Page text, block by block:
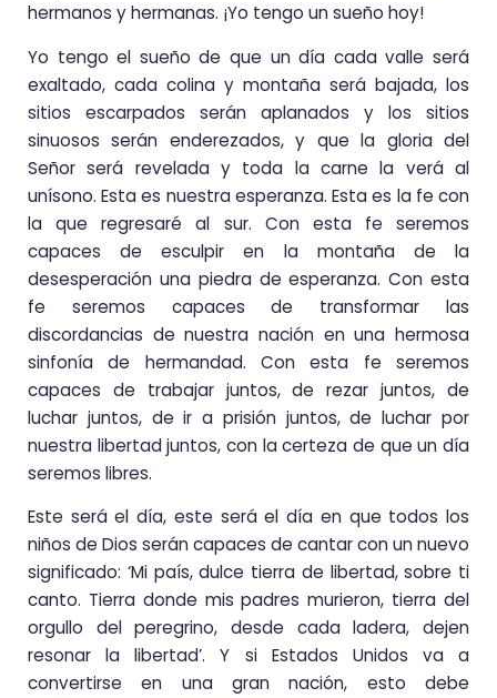
hermanos y hermanas. ¡Yo tengo un sueño hoy!
Yo tengo el sueño de que un día cada valle será
exaltado, cada colina y montaña será bajada, los
sitios escarpados serán aplanados y los sitios
sinuosos serán enderezados, y que la gloria del
Señor será revelada y toda la carne la verá al
unísono. Esta es nuestra esperanza. Esta es la fe con
la que regresaré al sur. Con esta fe seremos
capaces de esculpir en la montaña de la
desesperación una piedra de esperanza. Con esta
fe seremos capaces de transformar las
discordancias de nuestra nación en una hermosa
sinfonía de hermandad. Con esta fe seremos
capaces de trabajar juntos, de rezar juntos, de
luchar juntos, de ir a prisión juntos, de luchar por
nuestra libertad juntos, con la certeza de que un día
seremos libres.
Este será el día, este será el día en que todos los
niños de Dios serán capaces de cantar con un nuevo
significado: ‘Mi país, dulce tierra de libertad, sobre ti
canto. Tierra donde mis padres murieron, tierra del
orgullo del peregrino, desde cada ladera, dejen
resonar la libertad’. Y si Estados Unidos va a
convertirse en una gran nación, esto debe